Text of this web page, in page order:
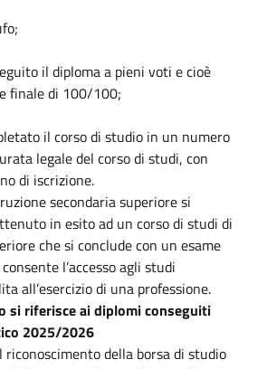
il diploma a pieni voti e cioè
finale di 100/100;
il corso di studio in un numero
legale del corso di studi, con
di iscrizione.
secondaria superiore si
in esito ad un corso di studi di
che si conclude con un esame
l’accesso agli studi
all’esercizio di una professione.
si riferisce ai diplomi conseguiti
2025/2026
riconoscimento della borsa di studio